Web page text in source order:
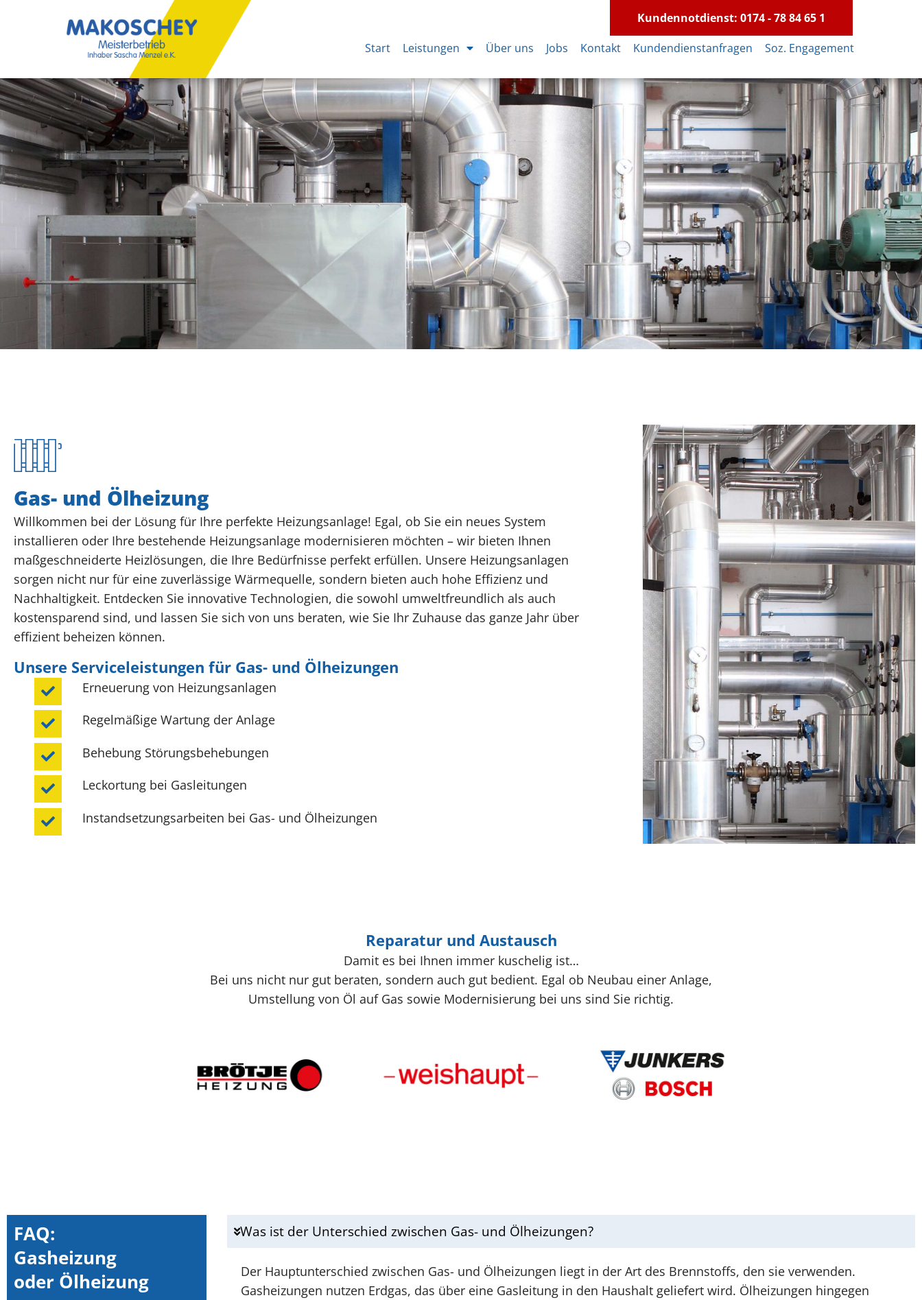
Kundennotdienst: 0174 - 78 84 65 1
Start Leistungen Über uns Jobs Kontakt Kundendienstanfragen Soz. Engagement
Gas- und Ölheizung
Willkommen bei der Lösung für Ihre perfekte Heizungsanlage! Egal, ob Sie ein neues System
installieren oder Ihre bestehende Heizungsanlage modernisieren möchten – wir bieten Ihnen
maßgeschneiderte Heizlösungen, die Ihre Bedürfnisse perfekt erfüllen. Unsere Heizungsanlagen
sorgen nicht nur für eine zuverlässige Wärmequelle, sondern bieten auch hohe Effizienz und
Nachhaltigkeit. Entdecken Sie innovative Technologien, die sowohl umweltfreundlich als auch
kostensparend sind, und lassen Sie sich von uns beraten, wie Sie Ihr Zuhause das ganze Jahr über
effizient beheizen können.
Unsere Serviceleistungen für Gas- und Ölheizungen
Erneuerung von Heizungsanlagen
Regelmäßige Wartung der Anlage
Behebung Störungsbehebungen
Leckortung bei Gasleitungen
Instandsetzungsarbeiten bei Gas- und Ölheizungen
Reparatur und Austausch
Damit es bei Ihnen immer kuschelig ist…
Bei uns nicht nur gut beraten, sondern auch gut bedient. Egal ob Neubau einer Anlage,
Umstellung von Öl auf Gas sowie Modernisierung bei uns sind Sie richtig.
FAQ:
Gasheizung
oder Ölheizung
Was ist der Unterschied zwischen Gas- und Ölheizungen?
Der Hauptunterschied zwischen Gas- und Ölheizungen liegt in der Art des Brennstoffs, den sie verwenden.
Gasheizungen nutzen Erdgas, das über eine Gasleitung in den Haushalt geliefert wird. Ölheizungen hingegen